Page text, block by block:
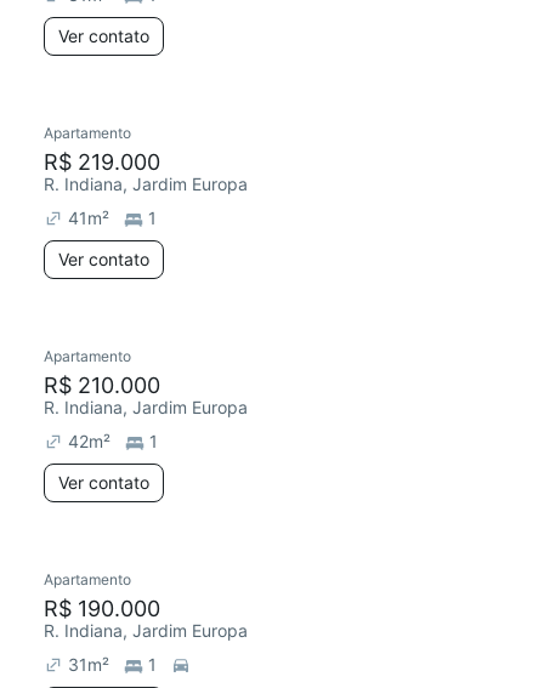
Ver contato
Apartamento
R$ 219.000
R. Indiana, Jardim Europa
41m²
1
Ver contato
Apartamento
R$ 210.000
R. Indiana, Jardim Europa
42m²
1
Ver contato
Apartamento
R$ 190.000
R. Indiana, Jardim Europa
31m²
1